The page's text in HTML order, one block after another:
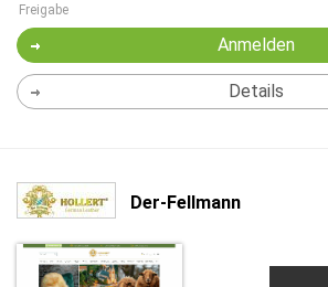
Freigabe
Anmelden
Details
Der-Fellmann